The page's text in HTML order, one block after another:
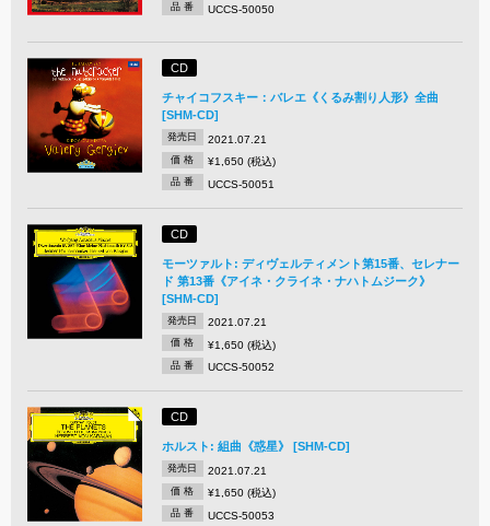
品 番 UCCS-50050
CD
チャイコフスキー：バレエ《くるみ割り人形》全曲
[SHM-CD]
発売日 2021.07.21
価 格 ¥1,650 (税込)
品 番 UCCS-50051
CD
モーツァルト: ディヴェルティメント第15番、セレナー
ド 第13番《アイネ・クライネ・ナハトムジーク》
[SHM-CD]
発売日 2021.07.21
価 格 ¥1,650 (税込)
品 番 UCCS-50052
CD
ホルスト: 組曲《惑星》 [SHM-CD]
発売日 2021.07.21
価 格 ¥1,650 (税込)
品 番 UCCS-50053